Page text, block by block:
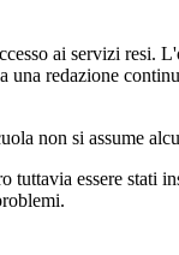
ai servizi resi.
redazione
non si assume
essere stati